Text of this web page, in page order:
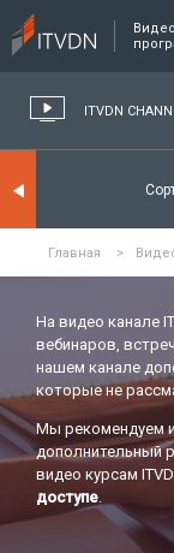
ITVDN
Главная >
На видео канале
вебинаров,
нашем канале
которые не
Мы рекомендуем
дополнительный
видео курсам
доступе.